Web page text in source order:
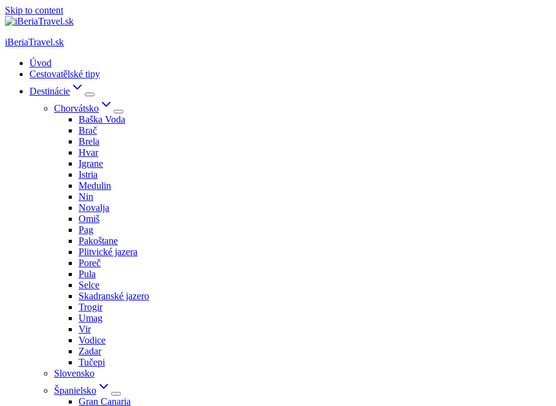
Skip to content
iBeriaTravel.sk
Úvod
Cestovatělské tipy
Destinácie
Chorvátsko
Baška Voda
Brač
Brela
Hvar
Igrane
Istria
Medulin
Nin
Novalja
Omiš
Pag
Pakoštane
Plitvické jazera
Poreč
Pula
Selce
Skadranské jazero
Trogir
Umag
Vir
Vodice
Zadar
Tučepi
Slovensko
Španielsko
Gran Canaria